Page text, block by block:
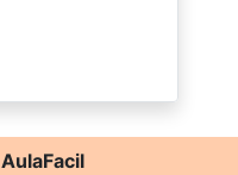
AulaFacil